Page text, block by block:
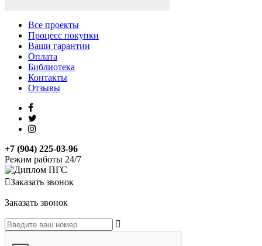
Все проекты
Процесс покупки
Ваши гарантии
Оплата
Библиотека
Контакты
Отзывы
+7 (904) 225-03-96
Режим работы 24/7
Заказать звонок
Заказать звонок